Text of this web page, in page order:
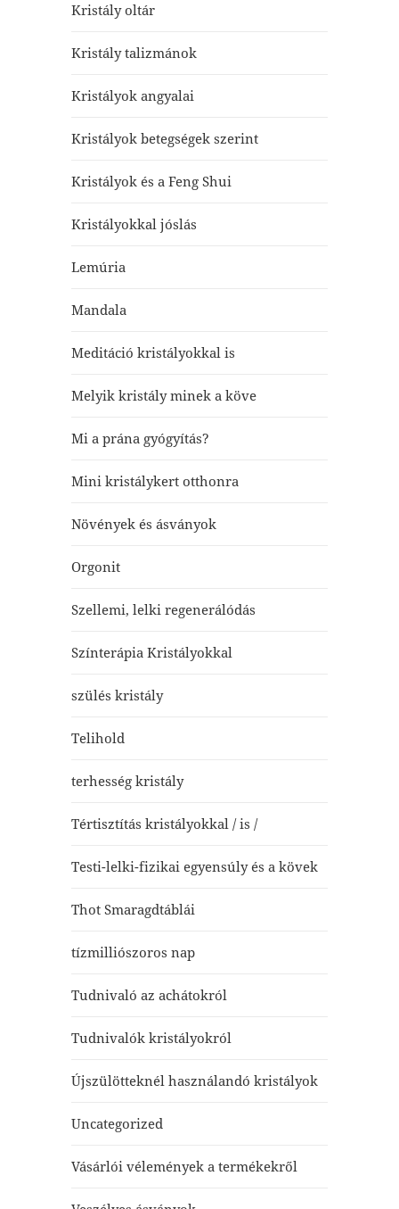
Kristály oltár
Kristály talizmánok
Kristályok angyalai
Kristályok betegségek szerint
Kristályok és a Feng Shui
Kristályokkal jóslás
Lemúria
Mandala
Meditáció kristályokkal is
Melyik kristály minek a köve
Mi a prána gyógyítás?
Mini kristálykert otthonra
Növények és ásványok
Orgonit
Szellemi, lelki regenerálódás
Színterápia Kristályokkal
szülés kristály
Telihold
terhesség kristály
Tértisztítás kristályokkal / is /
Testi-lelki-fizikai egyensúly és a kövek
Thot Smaragdtáblái
tízmilliószoros nap
Tudnivaló az achátokról
Tudnivalók kristályokról
Újszülötteknél használandó kristályok
Uncategorized
Vásárlói vélemények a termékekről